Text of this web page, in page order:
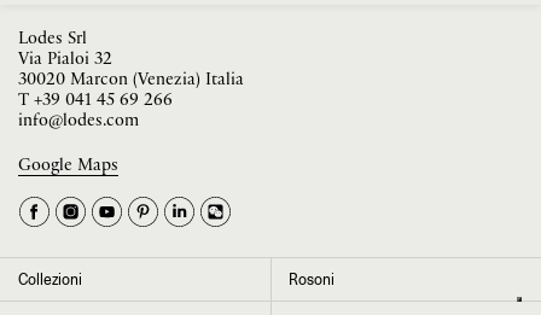
La tua occupazione è
Seleziona il paese ►
Lodes Srl
Via Pialoi 32
30020 Marcon (Venezia) Italia
T +39 041 45 69 266
info@lodes.com
Google Maps
Collezioni Rosoni